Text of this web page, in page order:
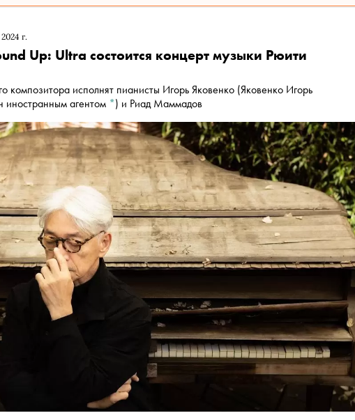
г.
Up: Ultra состоится концерт музыки Рюити
композитора исполнят пианисты Игорь Яковенко (Яковенко Игорь
иностранным агентом *) и Риад Маммадов